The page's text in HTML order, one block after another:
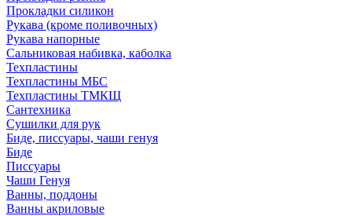
Прокладки силикон
Рукава (кроме поливочных)
Рукава напорные
Сальниковая набивка, каболка
Техпластины
Техпластины МБС
Техпластины ТМКЩ
Сантехника
Сушилки для рук
Биде, писсуары, чаши генуя
Биде
Писсуары
Чаши Генуя
Ванны, поддоны
Ванны акриловые